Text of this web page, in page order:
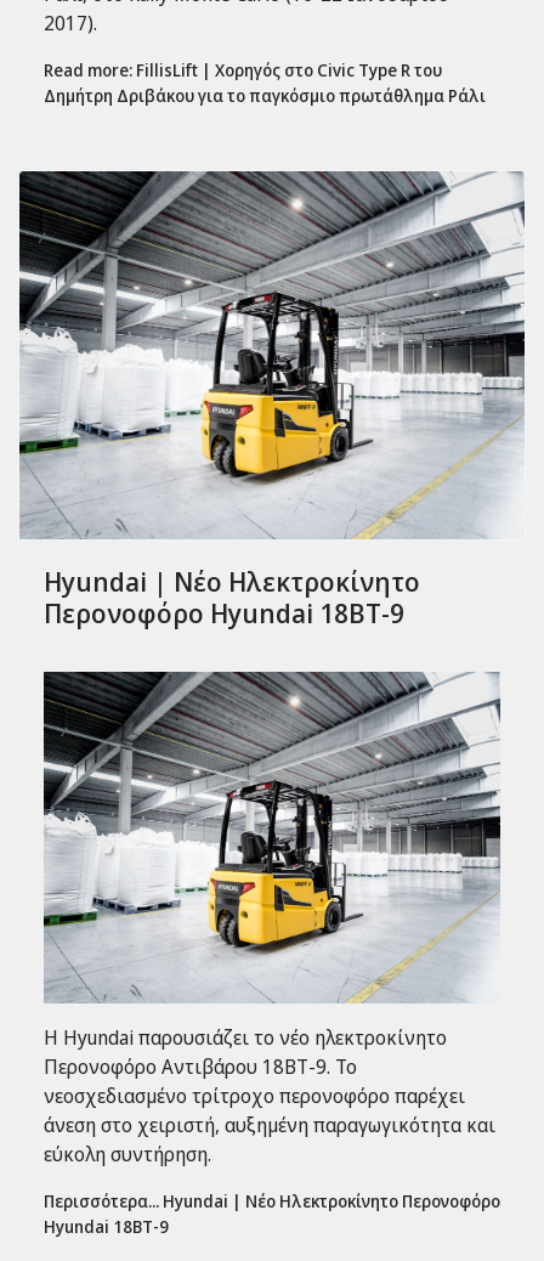
2017).
Read more: FillisLift | Χορηγός στο Civic Type R του
Δημήτρη Δριβάκου για το παγκόσμιο πρωτάθλημα Ράλι
Hyundai | Νέο Ηλεκτροκίνητο
Περονοφόρο Hyundai 18ΒΤ-9
Η Hyundai παρουσιάζει το νέο ηλεκτροκίνητο
Περονοφόρο Αντιβάρου 18ΒΤ-9. Το
νεοσχεδιασμένο τρίτροχο περονοφόρο παρέχει
άνεση στο χειριστή, αυξημένη παραγωγικότητα και
εύκολη συντήρηση.
Περισσότερα... Hyundai | Νέο Ηλεκτροκίνητο Περονοφόρο
Hyundai 18ΒΤ-9